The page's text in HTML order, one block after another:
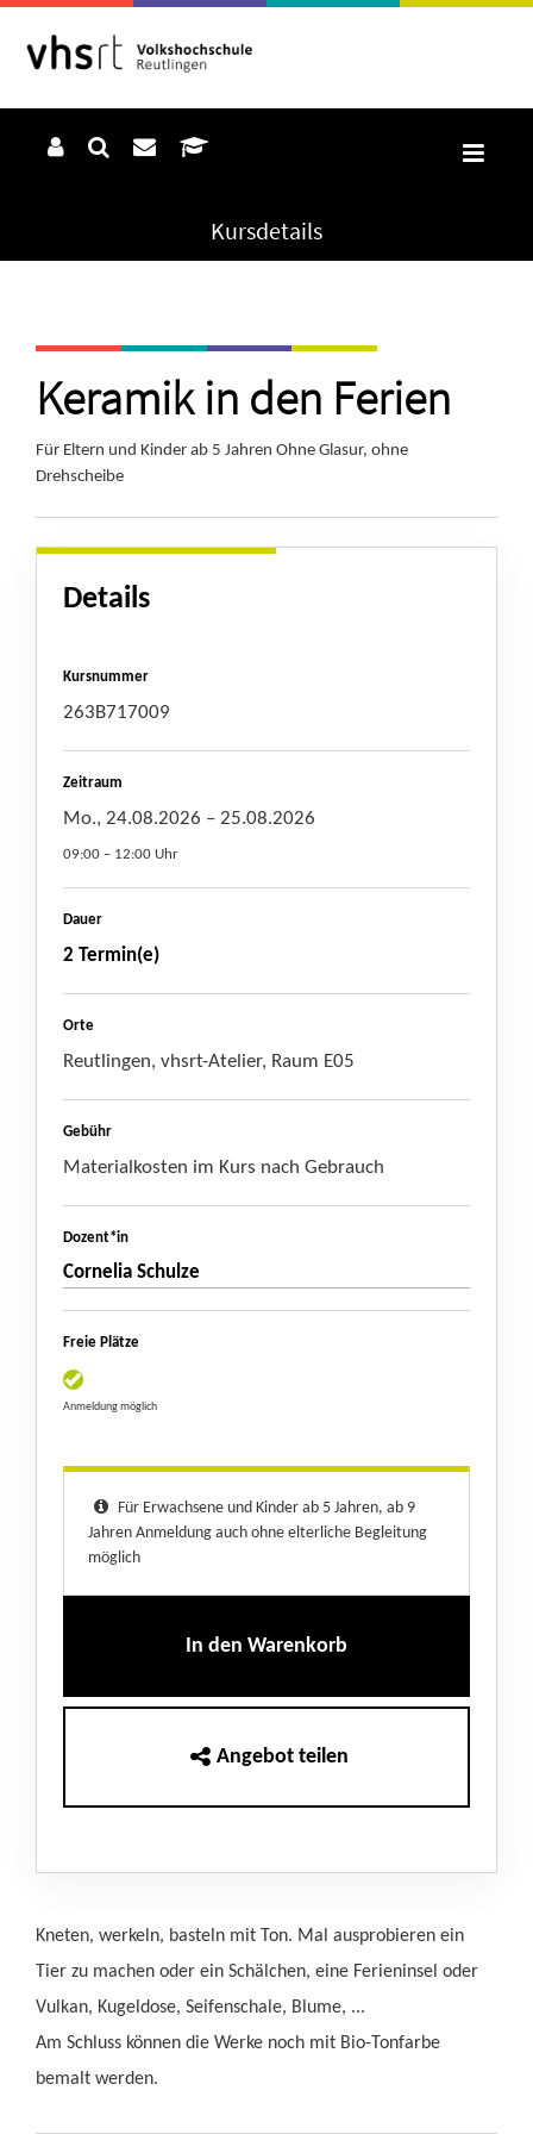
Kursdetails
Keramik in den Ferien
Für Eltern und Kinder ab 5 Jahren Ohne Glasur, ohne
Drehscheibe
Details
Kursnummer
263B717009
Zeitraum
Mo., 24.08.2026 – 25.08.2026
09:00 – 12:00 Uhr
Dauer
2 Termin(e)
Orte
Reutlingen, vhsrt-Atelier, Raum E05
Gebühr
Materialkosten im Kurs nach Gebrauch
Dozent*in
Cornelia Schulze
Freie Plätze
Anmeldung möglich
Für Erwachsene und Kinder ab 5 Jahren, ab 9
Jahren Anmeldung auch ohne elterliche Begleitung
möglich
In den Warenkorb
Angebot teilen
Kneten, werkeln, basteln mit Ton. Mal ausprobieren ein
Tier zu machen oder ein Schälchen, eine Ferieninsel oder
Vulkan, Kugeldose, Seifenschale, Blume, ...
Am Schluss können die Werke noch mit Bio-Tonfarbe
bemalt werden.